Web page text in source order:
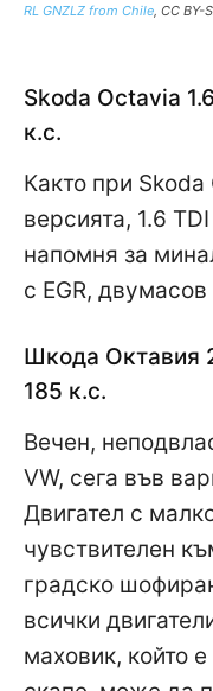
RL GNZLZ from Chile , CC
Skoda Octavia
к.с.
Както при
версията, 1.6
напомня за
с EGR,
Шкода Октавия
185 к.с.
Вечен,
VW, сега във
Двигател с
чувствителен
градско
всички
маховик, който